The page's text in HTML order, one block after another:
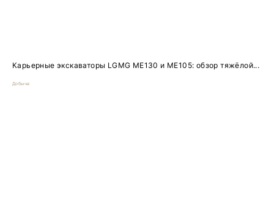
Карьерные экскаваторы LGMG ME130 и ME105: обзор тяжёлой...
Добыча